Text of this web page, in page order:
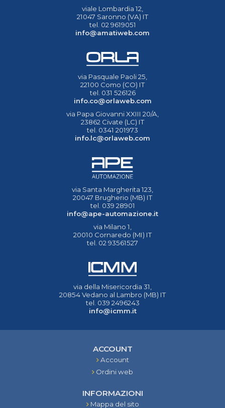
viale Lombardia 12,
21047 Saronno (VA) IT
tel. 02 9619051
info@amatiweb.com
via Pasquale Paoli 25,
22100 Como (CO) IT
tel. 031 526126
info.co@orlaweb.com
via Papa Giovanni XXIII 20/A,
23862 Civate (LC) IT
tel. 0341 201973
info.lc@orlaweb.com
via Santa Margherita 123,
20047 Brugherio (MB) IT
tel. 039 28901
info@ape-automazione.it
via Milano 1,
20010 Cornaredo (MI) IT
tel. 02 93561527
via della Misericordia 31,
20854 Vedano al Lambro (MB) IT
tel. 039 2496243
info@icmm.it
ACCOUNT
Account
Ordini web
INFORMAZIONI
Mappa del sito